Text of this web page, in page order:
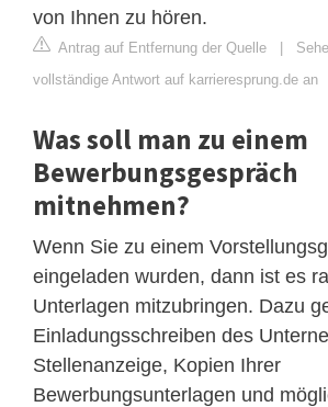
von Ihnen zu hören.
Antrag auf Entfernung der Quelle |
vollständige Antwort auf karrieresprung.de an
Was soll man zu einem
Bewerbungsgespräch
mitnehmen?
Wenn Sie zu einem
eingeladen wurden, dann ist es
Unterlagen mitzubringen. Dazu
Einladungsschreiben des
Stellenanzeige, Kopien Ihrer
Bewerbungsunterlagen und